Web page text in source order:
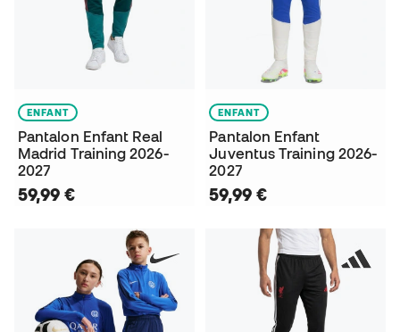
ENFANT
Pantalon Enfant Real
Madrid Training 2026-
2027
59,99 €
ENFANT
Pantalon Enfant
Juventus Training 2026-
2027
59,99 €